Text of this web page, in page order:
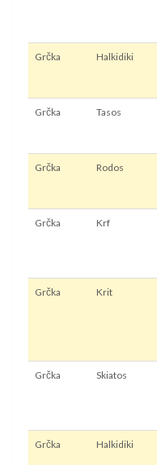
Grčka Halkidiki
Grčka Tasos
Grčka Rodos
Grčka Krf
Grčka Krit
Grčka Skiatos
Grčka Halkidiki